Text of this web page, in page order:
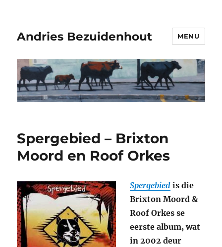
Andries Bezuidenhout MENU
Spergebied – Brixton
Moord en Roof Orkes
Spergebied is die
Brixton Moord &
Roof Orkes se
eerste album, wat
in 2002 deur